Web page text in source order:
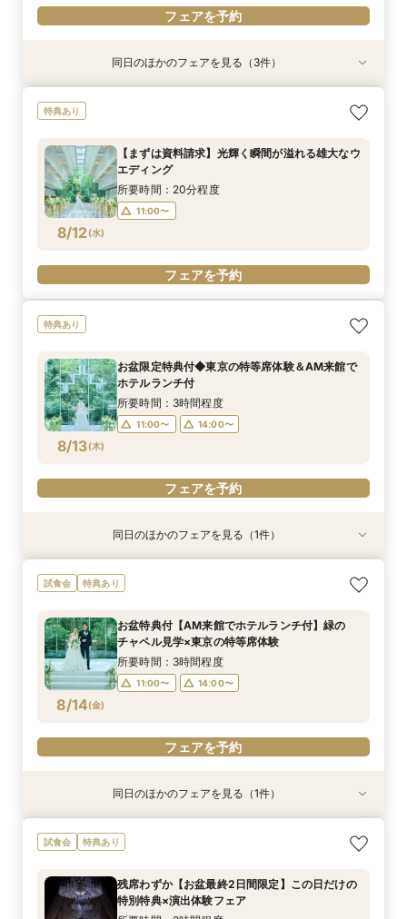
フェアを予約
特典あり
8/11(火)
【親御さまと参加】東京の絶景を体感ファミリー
9:00〜
特典あり
8/11(火)
【パークタワー人気No.1】国産牛フィレ試食×光
9:00〜
特典あり
8/11(火)
お盆限定特典付き【豪華無料試付！さらに午前来
館でランチ付】ホテル各所から”東京の特等席”を
所要時間：3時間程度
同日のほかのフェアを見る（3件）
特典あり
8/12(水)
【まずは資料請求】光輝く瞬間が溢れる雄大なウ
エディング
所要時間：20分程度
11:00〜
フェアを予約
特典あり
8/13(木)
お盆限定特典付◆東京の特等席体験＆AM来館で
ホテルランチ付
所要時間：3時間程度
11:00〜 14:00〜
フェアを予約
8/13(木)
【ご多忙な方へオススメ】ご自宅で安心！オンラ
イン相談フェア
14:00〜 16:00〜
同日のほかのフェアを見る（1件）
試食会 特典あり
8/14(金)
お盆特典付【AM来館でホテルランチ付】緑の
チャペル見学×東京の特等席体験
所要時間：3時間程度
11:00〜 14:00〜
フェアを予約
【ご多忙な方へオススメ】ご自宅で安心！オンラ
イン相談フェア
14:00〜 16:00〜
同日のほかのフェアを見る（1件）
試食会 特典あり
残席わずか【お盆最終2日間限定】この日だけの
特別特典×演出体験フェア